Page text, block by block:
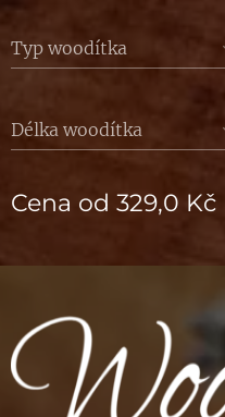
Typ woodítka
Délka woodítka
Cena od 329,0 Kč